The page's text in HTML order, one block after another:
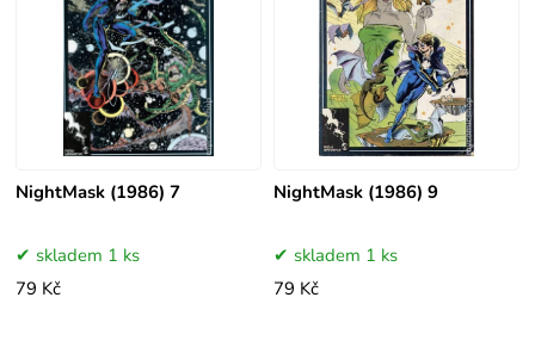
NightMask (1986) 7
skladem 1 ks
79 Kč
NightMask (1986) 9
skladem 1 ks
79 Kč